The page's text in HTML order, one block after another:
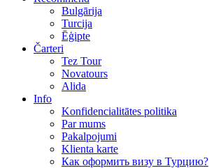
Bulgārija
Turcija
Ēģipte
Čarteri
Tez Tour
Novatours
Alida
Info
Konfidencialitātes politika
Par mums
Рakalpojumi
Klienta karte
Как оформить визу в Турцию?